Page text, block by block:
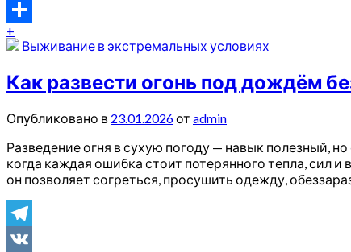
Odnoklassniki
Отправить
+
Выживание в экстремальных условиях
Как развести огонь под дождём
Опубликовано в 23.01.2026от admin
Разведение огня в сухую погоду — навык полезный,
когда каждая ошибка стоит потерянного тепла, сил
он позволяет согреться, просушить одежду,
Telegram